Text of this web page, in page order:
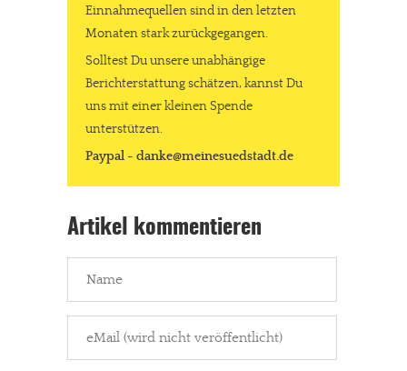
Dir gefällt unsere Arbeit?
meinesuedstadt.de finanziert sich durch Partnerprofile und
Werbung. Beide Einnahmequellen sind in den letzten Monaten
stark zurückgegangen.
Solltest Du unsere unabhängige Berichterstattung schätzen,
kannst Du uns mit einer kleinen Spende unterstützen.
Paypal - danke@meinesuedstadt.de
JETZT SPENDEN Schon erledigt!
Einnahmequellen sind in den letzten
Monaten stark zurückgegangen.
Solltest Du unsere unabhängige
Berichterstattung schätzen, kannst Du
uns mit einer kleinen Spende
unterstützen.
Paypal - danke@meinesuedstadt.de
Artikel kommentieren